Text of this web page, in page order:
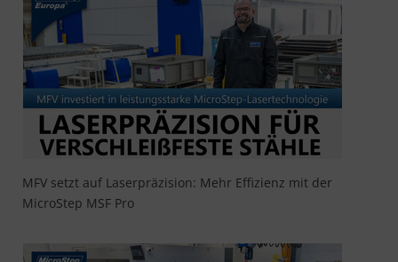
MFV setzt auf Laserpräzision: Mehr Effizienz mit der
MicroStep MSF Pro